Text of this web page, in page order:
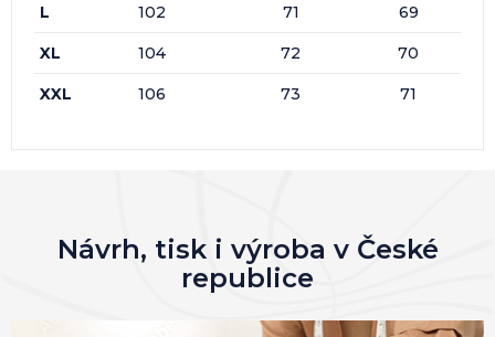
L 102 71 69
XL 104 72 70
XXL 106 73 71
Návrh, tisk i výroba v České
republice